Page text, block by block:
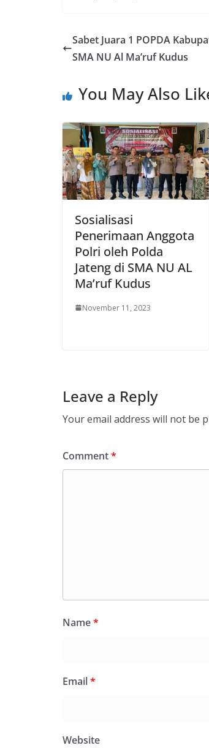
Sabet Juara 1 POPDA
SMA NU Al Ma’ruf Kudus
You May Also
Sosialisasi
Penerimaan Anggota
Polri oleh Polda
Jateng di SMA NU AL
Ma’ruf Kudus
November 11, 2023
Leave a Reply
Your email address will not be
Comment*
Name*
Email*
Website